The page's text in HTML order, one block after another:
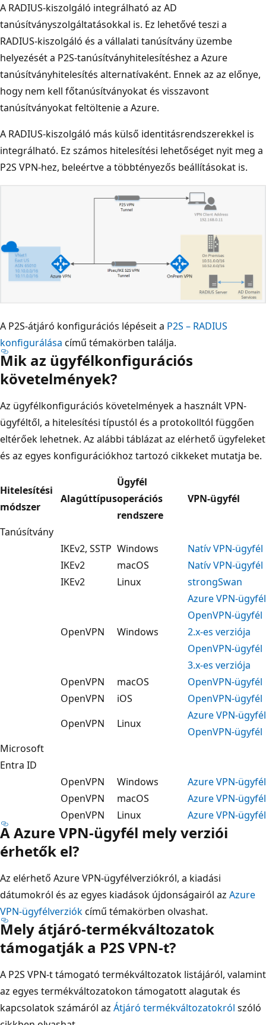
A RADIUS-kiszolgáló integrálható az AD
tanúsítványszolgáltatásokkal is. Ez lehetővé teszi a
RADIUS-kiszolgáló és a vállalati tanúsítvány üzembe
helyezését a P2S-tanúsítványhitelesítéshez a Azure
tanúsítványhitelesítés alternatívaként. Ennek az az előnye,
hogy nem kell főtanúsítványokat és visszavont
tanúsítványokat feltöltenie a Azure.
A RADIUS-kiszolgáló más külső identitásrendszerekkel is
integrálható. Ez számos hitelesítési lehetőséget nyit meg a
P2S VPN-hez, beleértve a többtényezős beállításokat is.
A P2S-átjáró konfigurációs lépéseit a P2S – RADIUS
konfigurálása című témakörben találja.
Mik az ügyfélkonfigurációs
követelmények?
Az ügyfélkonfigurációs követelmények a használt VPN-
ügyféltől, a hitelesítési típustól és a protokolltól függően
eltérőek lehetnek. Az alábbi táblázat az elérhető ügyfeleket
és az egyes konfigurációkhoz tartozó cikkeket mutatja be.
Hitelesítési
módszer
Alagúttípus
Ügyfél
operációs
rendszere
VPN-ügyfél
Tanúsítvány
IKEv2, SSTP Windows
Natív VPN-ügyfél
IKEv2
macOS
Natív VPN-ügyfél
IKEv2
Linux strongSwan
OpenVPN Windows
Azure VPN-ügyfél
OpenVPN-ügyfél
2.x-es verziója
OpenVPN-ügyfél
3.x-es verziója
OpenVPN
macOS
OpenVPN-ügyfél
OpenVPN
iOS
OpenVPN-ügyfél
OpenVPN
Linux
Azure VPN-ügyfél
OpenVPN-ügyfél
Microsoft
Entra ID
OpenVPN
Windows
Azure VPN-ügyfél
OpenVPN
macOS
Azure VPN-ügyfél
OpenVPN
Linux Azure VPN-ügyfél
A Azure VPN-ügyfél mely verziói
érhetők el?
Az elérhető Azure VPN-ügyfélverziókról, a kiadási
dátumokról és az egyes kiadások újdonságairól az Azure
VPN-ügyfélverziókcímű témakörben olvashat.
Mely átjáró-termékváltozatok
támogatják a P2S VPN-t?
A P2S VPN-t támogató termékváltozatok listájáról, valamint
az egyes termékváltozatokon támogatott alagutak és
kapcsolatok számáról az Átjáró termékváltozatokról szóló